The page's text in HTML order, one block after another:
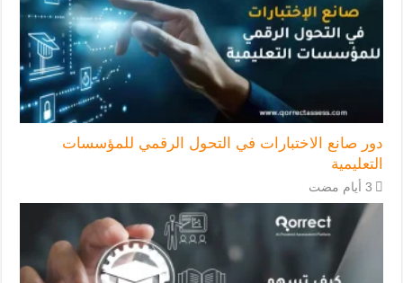
دور صانع الاختبارات في التحول الرقمي للمؤسسات
التعليمية